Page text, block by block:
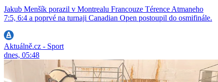
Jakub Menšík porazil v Montrealu Francouze Térence Atmaneho
7:5, 6:4 a poprvé na turnaji Canadian Open postoupil do osmifinále.
Aktuálně.cz - Sport
dnes, 05:48